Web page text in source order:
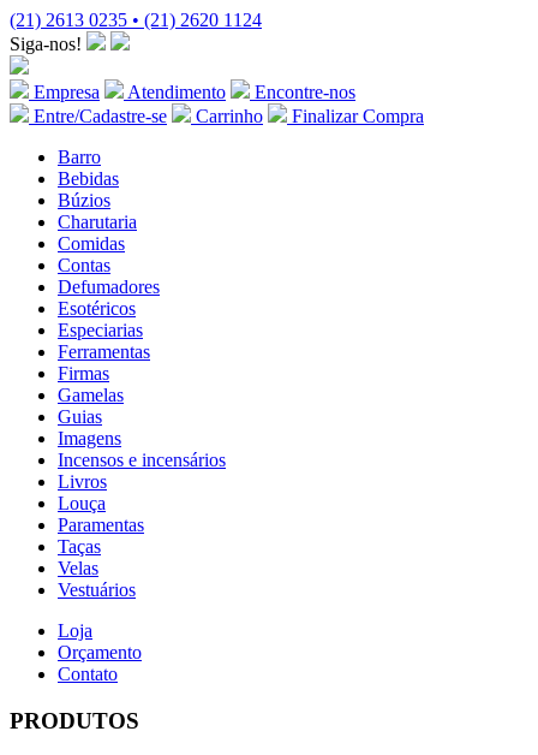
(21) 2613 0235 • (21) 2620 1124
Siga-nos!
Empresa Atendimento
Encontre-nos
Entre/Cadastre-se
Carrinho
Finalizar Compra
Barro
Bebidas
Búzios
Charutaria
Comidas
Contas
Defumadores
Esotéricos
Especiarias
Ferramentas
Firmas
Gamelas
Guias
Imagens
Incensos e incensários
Livros
Louça
Paramentas
Taças
Velas
Vestuários
Loja
Orçamento
Contato
PRODUTOS